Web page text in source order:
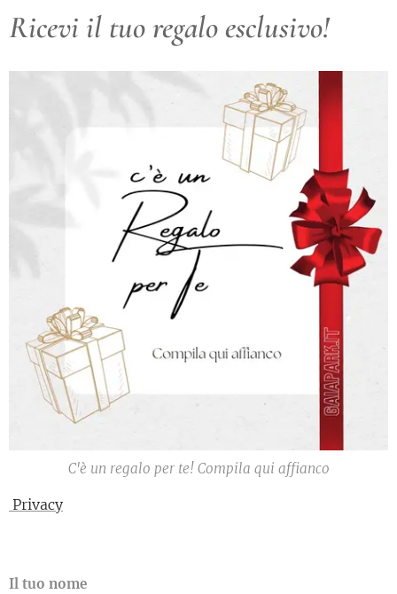
Ricevi il tuo regalo esclusivo!
C'è un regalo per te! Compila qui affianco
Privacy
Il tuo nome